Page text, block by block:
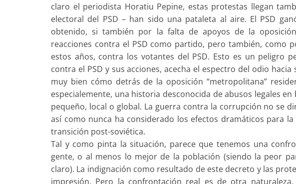
claro el periodista Horatiu Pepine, estas protestas llegan
electoral del PSD – han sido una pataleta al aire. El PSD
obtenido, si también por la falta de apoyos de la
reacciones contra el PSD como partido, pero también, como
estos años, contra los votantes del PSD. Esto es un peligro
contra el PSD y sus acciones, acecha el espectro del odio
muy bien cómo detrás de la oposición “metropolitana”
especialemente, una historia desconocida de abusos legales
pequeño, local o global. La guerra contra la corrupción no se
así como nunca ha considerado los efectos dramáticos para
transición post-soviética.
Tal y como pinta la situación, parece que tenemos una
gente, o al menos lo mejor de la población (siendo la peor
claro). La indignación como resultado de este decreto y las
impresión. Pero la confrontación real es de otra